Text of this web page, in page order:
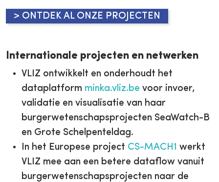
> ONTDEK AL ONZE PROJECTEN
Internationale projecten en netwerken
VLIZ ontwikkelt en onderhoudt het
dataplatform minka.vliz.be voor invoer,
validatie en visualisatie van haar
burgerwetenschapsprojecten SeaWatch-B
en Grote Schelpenteldag.
In het Europese project CS-MACH1 werkt
VLIZ mee aan een betere dataflow vanuit
burgerwetenschapsprojecten naar de